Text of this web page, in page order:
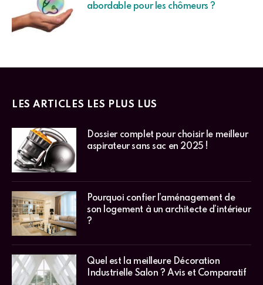
abordable pour les chômeurs ?
LES ARTICLES LES PLUS LUS
Dossier complet pour choisir le meilleur
aspirateur sans sac en 2025 !
Pourquoi confier l’aménagement de
son logement à un architecte d’intérieur
?
Quel est la meilleure Décoration
Industrielle Salon ? Avis et Comparatif